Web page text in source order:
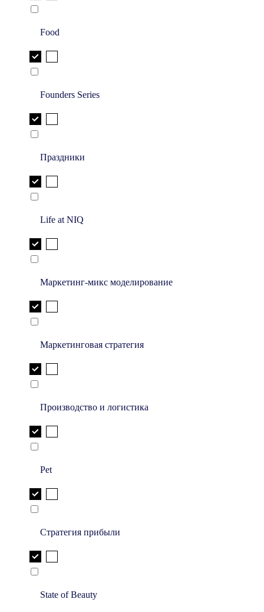
Food
Founders Series
Праздники
Life at NIQ
Маркетинг-микс моделирование
Маркетинговая стратегия
Производство и логистика
Pet
Стратегия прибыли
State of Beauty